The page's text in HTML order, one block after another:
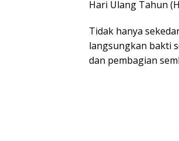
Hari Ulang Tahun
Tidak hanya
langsungkan bakti
dan pembagian